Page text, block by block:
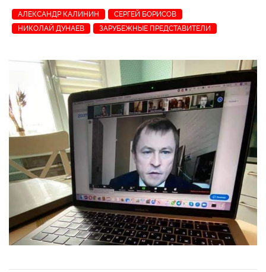
АЛЕКСАНДР КАЛИНИН
СЕРГЕЙ БОРИСОВ
НИКОЛАЙ ДУНАЕВ
ЗАРУБЕЖНЫЕ ПРЕДСТАВИТЕЛИ